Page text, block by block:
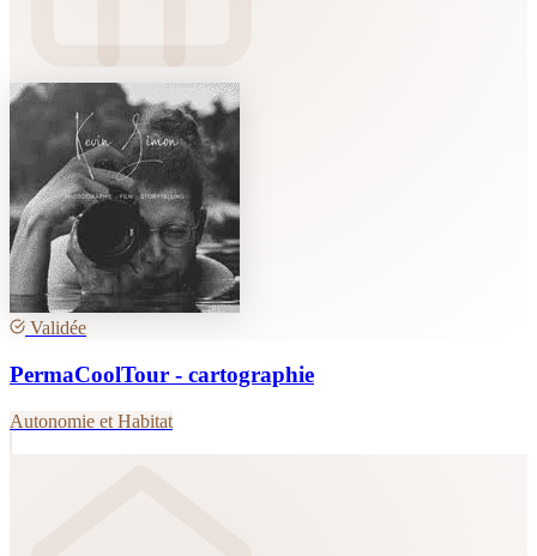
Validée
PermaCoolTour - cartographie
Autonomie et Habitat